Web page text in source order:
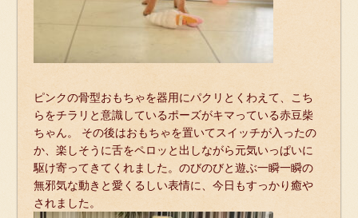
ピンクの骨型おもちゃを器用にパクリとくわえて、こち
らをチラリと意識しているポーズがキマっている赤豆柴
ちゃん。 その後はおもちゃを置いてスイッチが入ったの
か、楽しそうに舌をペロッと出しながら元気いっぱいに
駆け寄ってきてくれました。のびのびと遊ぶ一瞬一瞬の
無邪気な動きと愛くるしい表情に、今日もすっかり癒や
されました。